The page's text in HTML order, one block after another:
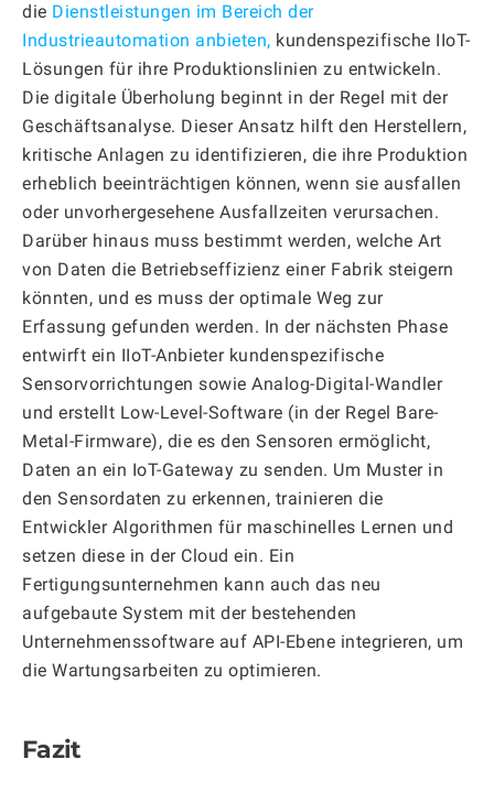
die Dienstleistungen im Bereich der
Industrieautomation anbieten, kundenspezifische IIoT-
Lösungen für ihre Produktionslinien zu entwickeln.
Die digitale Überholung beginnt in der Regel mit der
Geschäftsanalyse. Dieser Ansatz hilft den Herstellern,
kritische Anlagen zu identifizieren, die ihre Produktion
erheblich beeinträchtigen können, wenn sie ausfallen
oder unvorhergesehene Ausfallzeiten verursachen.
Darüber hinaus muss bestimmt werden, welche Art
von Daten die Betriebseffizienz einer Fabrik steigern
könnten, und es muss der optimale Weg zur
Erfassung gefunden werden. In der nächsten Phase
entwirft ein IIoT-Anbieter kundenspezifische
Sensorvorrichtungen sowie Analog-Digital-Wandler
und erstellt Low-Level-Software (in der Regel Bare-
Metal-Firmware), die es den Sensoren ermöglicht,
Daten an ein IoT-Gateway zu senden. Um Muster in
den Sensordaten zu erkennen, trainieren die
Entwickler Algorithmen für maschinelles Lernen und
setzen diese in der Cloud ein. Ein
Fertigungsunternehmen kann auch das neu
aufgebaute System mit der bestehenden
Unternehmenssoftware auf API-Ebene integrieren, um
die Wartungsarbeiten zu optimieren.
Fazit